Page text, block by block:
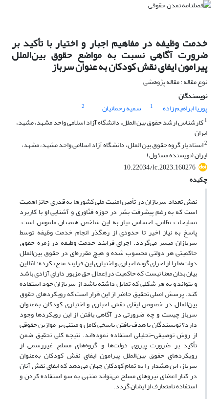
خدمت وظیفه در مفاهیم اجبار و اختیار با تأکید بر
ضرورت آگاهی نسبت به مواضع حقوق بین‌الملل
پیرامون ایفای نقش کودکان به عنوان سرباز
نوع مقاله : مقاله پژوهشی
نویسندگان
پوریا ابراهیم زاده
1 سمیه رحمانیان
2
1کارشناس ارشد حقوق بین الملل، دانشگاه آزاد اسلامی واحد مشهد، مشهد،
ایران
2استادیار گروه حقوق بین الملل، دانشگاه آزاد اسلامی واحد مشهد، مشهد،
ایران (نویسنده مسئول)
10.22034/lc.2023.160276
چکیده
نقش تعداد سربازان در تأمین امنیت ملی کشورها به قدری حائز اهمیت
است که به‌رغم پیشرفت بشر در حوزه فنّاوری و آشنایی او با کاربرد
تسلیحات نظامی، احساس نیاز به این شاخص همچنان ملموس است.
پاسخ به نیاز اخیر تا حدودی از رهگذر انجام خدمت وظیفه توسط
سربازان میسر می‌گردد. اجرای فرایند خدمت وظیفه در زمره حقوق
حاکمیتی هر دولتی محسوب شده و هیچ مقرره‌ای در حقوق بین‌الملل
دولت‌ها را از اجرای گونه اجباری و اختیاری این فرایند منع نکرده؛امّااین
بیان بدان معنا نیست که حاکمیت در اِعمال حق مزبور دارای آزادی باشد
و بتواند و به هر شکلی که تمایل داشته باشد از سربازان خود استفاده
کند. پرسش اصلی تحقیق حاضر از این قرار است که رویکردهای حقوق
بین‌الملل در خصوص ایفای نقش اجباری و اختیاری کودکان به‌عنوان
سرباز چیست و چه ضرورتی در آگاهی یافتن از این رویکردها وجود
دارد؟ نویسندگان با هدف یافتن پاسخی کامل و مبتنی بر موازین حقوقی
از روش توصیفی-تحلیلی استفاده نموده‌اند. نتیجه کلی تحقیق ضمن
تأکید بر ضرورت پیروی دولت‌ها و گروه‌های مسلح غیررسمی از
رویکردهای حقوق بین‌الملل پیرامون ایفای نقش کودکان به‌عنوان
سرباز، این هشدار را به تمام کودکان جهان می‌دهد که ایفای نقش آنان
در کنار اعضای نیروهای مسلح می‌تواند منتهی به سو استفاده کردن و
استفاده نامتعارف از ایشان ‌گردد.